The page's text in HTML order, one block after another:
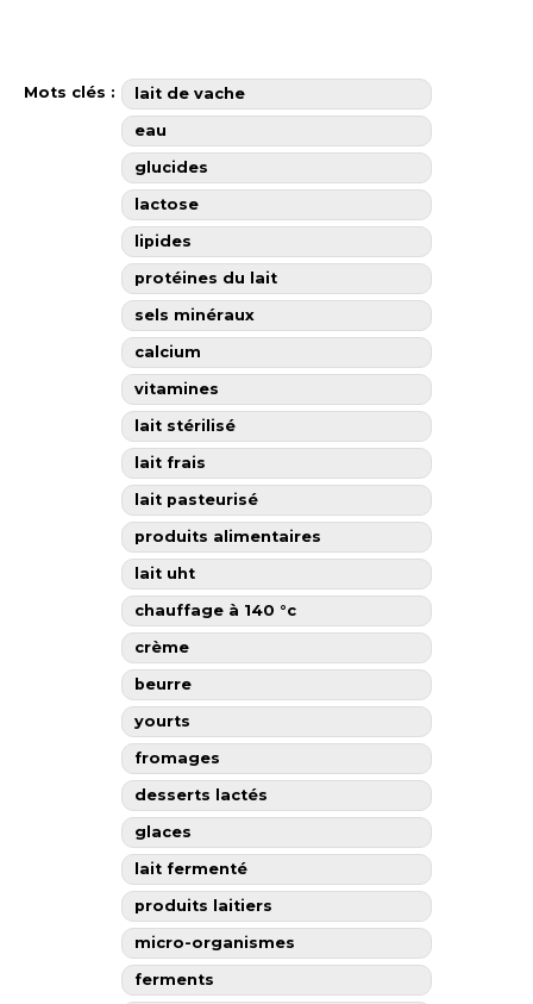
Mots clés : lait de vache
eau
glucides
lactose
lipides
protéines du lait
sels minéraux
calcium
vitamines
lait stérilisé
lait frais
lait pasteurisé
produits alimentaires
lait uht
chauffage à 140 °c
crème
beurre
yourts
fromages
desserts lactés
glaces
lait fermenté
produits laitiers
micro-organismes
ferments